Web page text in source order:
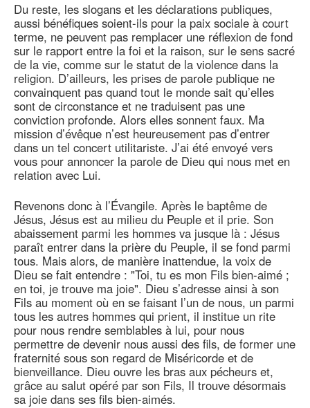
Du reste, les slogans et les déclarations publiques,
aussi bénéfiques soient-ils pour la paix sociale à court
terme, ne peuvent pas remplacer une réflexion de fond
sur le rapport entre la foi et la raison, sur le sens sacré
de la vie, comme sur le statut de la violence dans la
religion. D’ailleurs, les prises de parole publique ne
convainquent pas quand tout le monde sait qu’elles
sont de circonstance et ne traduisent pas une
conviction profonde. Alors elles sonnent faux. Ma
mission d’évêque n’est heureusement pas d’entrer
dans un tel concert utilitariste. J’ai été envoyé vers
vous pour annoncer la parole de Dieu qui nous met en
relation avec Lui.
Revenons donc à l’Évangile. Après le baptême de
Jésus, Jésus est au milieu du Peuple et il prie. Son
abaissement parmi les hommes va jusque là : Jésus
paraît entrer dans la prière du Peuple, il se fond parmi
tous. Mais alors, de manière inattendue, la voix de
Dieu se fait entendre : "Toi, tu es mon Fils bien-aimé ;
en toi, je trouve ma joie". Dieu s’adresse ainsi à son
Fils au moment où en se faisant l’un de nous, un parmi
tous les autres hommes qui prient, il institue un rite
pour nous rendre semblables à lui, pour nous
permettre de devenir nous aussi des fils, de former une
fraternité sous son regard de Miséricorde et de
bienveillance. Dieu ouvre les bras aux pécheurs et,
grâce au salut opéré par son Fils, Il trouve désormais
sa joie dans ses fils bien-aimés.